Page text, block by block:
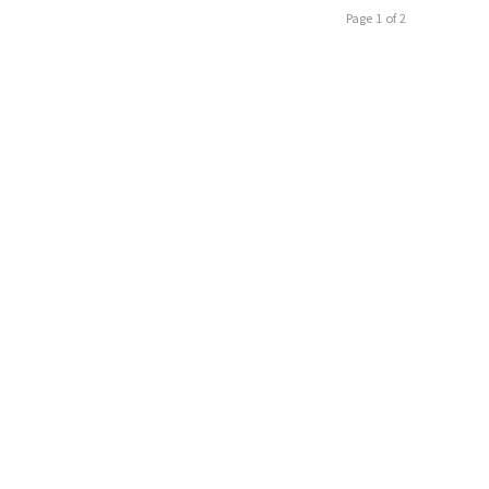
Page 1 of 2